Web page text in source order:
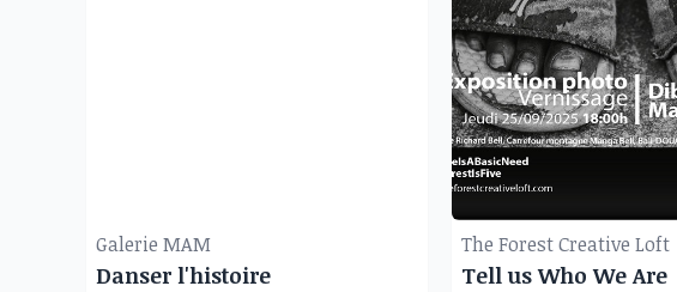
Galerie MAM
Danser l'histoire
The Forest Creative Loft
Tell us Who We Are